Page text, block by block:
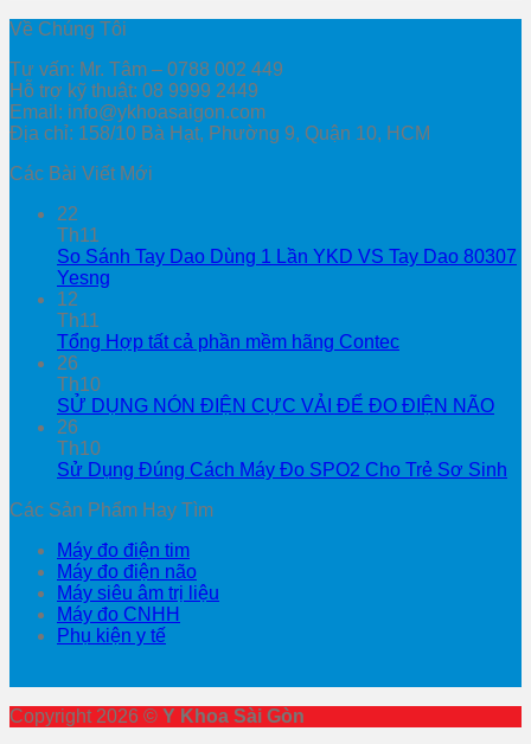
Về Chúng Tôi
Tư vấn: Mr. Tâm – 0788 002 449
Hỗ trợ kỹ thuật: 08 9999 2449
Email: info@ykhoasaigon.com
Địa chỉ: 158/10 Bà Hạt, Phường 9, Quận 10, HCM
Các Bài Viết Mới
22
Th11
So Sánh Tay Dao Dùng 1 Lần YKD VS Tay Dao 80307
Yesng
12
Th11
Tổng Hợp tất cả phần mềm hãng Contec
26
Th10
SỬ DỤNG NÓN ĐIỆN CỰC VẢI ĐỂ ĐO ĐIỆN NÃO
26
Th10
Sử Dụng Đúng Cách Máy Đo SPO2 Cho Trẻ Sơ Sinh
Các Sản Phẩm Hay Tìm
Máy đo điện tim
Máy đo điện não
Máy siêu âm trị liệu
Máy đo CNHH
Phụ kiện y tế
Copyright 2026 © Y Khoa Sài Gòn